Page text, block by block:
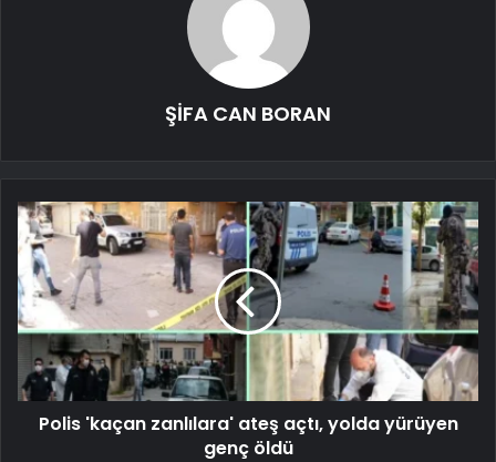
ŞİFA CAN BORAN
Polis 'kaçan zanlılara' ateş açtı, yolda yürüyen
genç öldü